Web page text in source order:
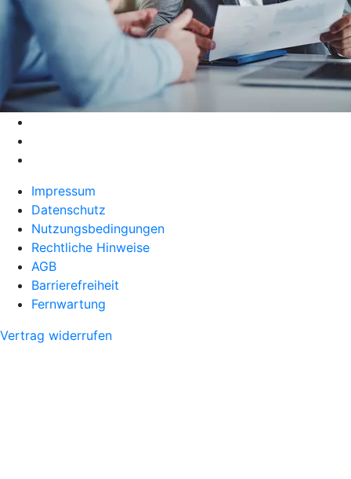
Impressum
Datenschutz
Nutzungsbedingungen
Rechtliche Hinweise
AGB
Barrierefreiheit
Fernwartung
Vertrag widerrufen